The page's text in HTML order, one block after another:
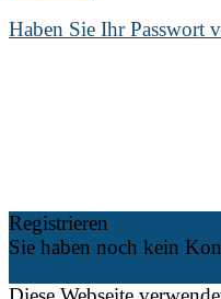
Haben Sie Ihr Passwort
Registrieren
Sie haben noch kein